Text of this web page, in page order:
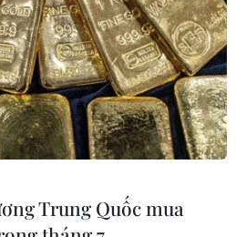
tức
#tin tức mới nhất
Trung Quốc mua